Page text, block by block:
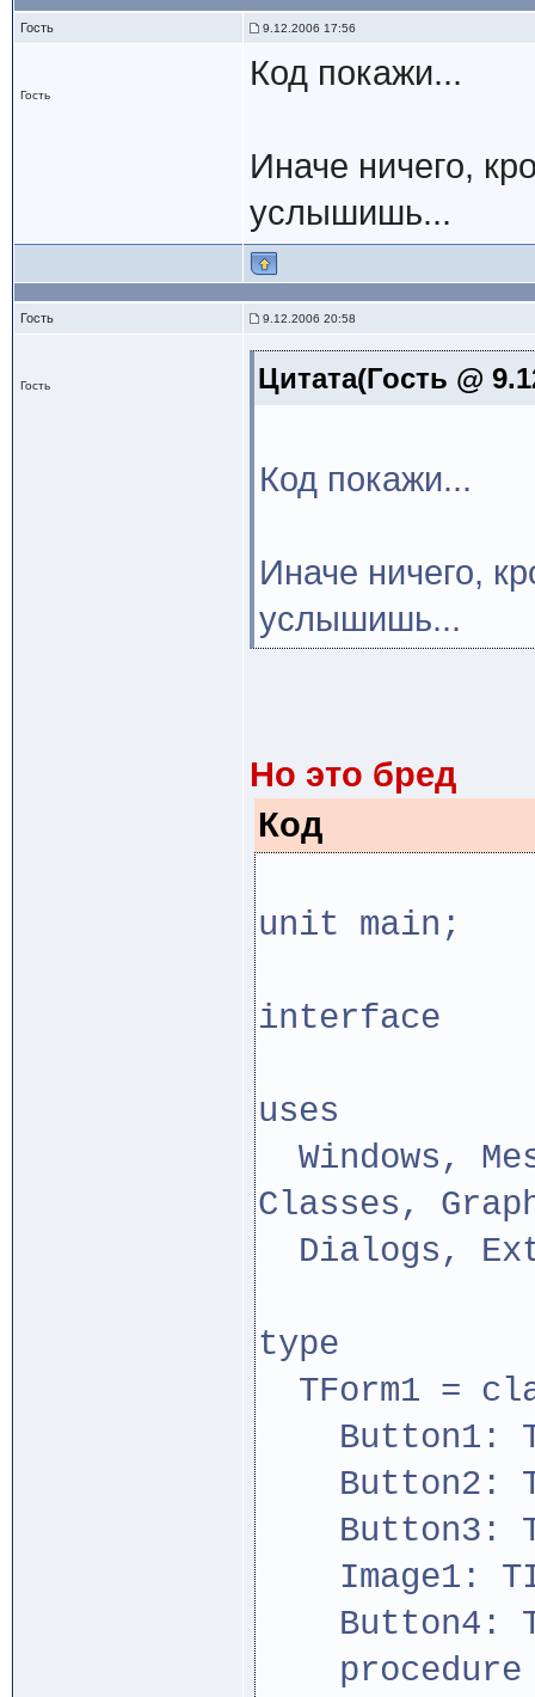
Гость 9.12.2006 17:56
Гость
Код покажи...
Иначе ничего,
услышишь...
Гость 9.12.2006 20:58
Гость Цитата(Гость @
Код покажи...
Иначе ничего,
услышишь...
Но это бред
Код
unit main;
interface
uses
Windows,
Classes,
Dialogs,
type
TForm1 =
Button1:
Button2:
Button3:
Image1:
Button4:
procedure